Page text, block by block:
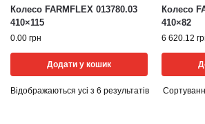
Колесо FARMFLEX 013780.03
410×115
0.00 грн
Додати у кошик
Колесо
410×82
6 620.12
Відображаються усі з 6 результатів